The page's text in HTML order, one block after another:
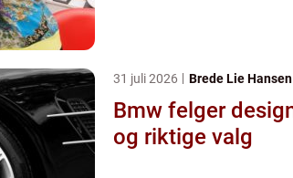
31 juli 2026 Brede Lie Hansen
Bmw felger design, kjøreglede
og riktige valg